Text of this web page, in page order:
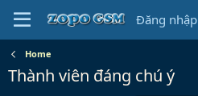
Đăng nhập
Home
Thành viên đáng chú ý